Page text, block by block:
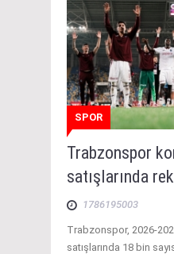
SPOR
Trabzonspor
satışlarında
1786195003
Trabzonspor, 2026-
satışlarında 18 bin